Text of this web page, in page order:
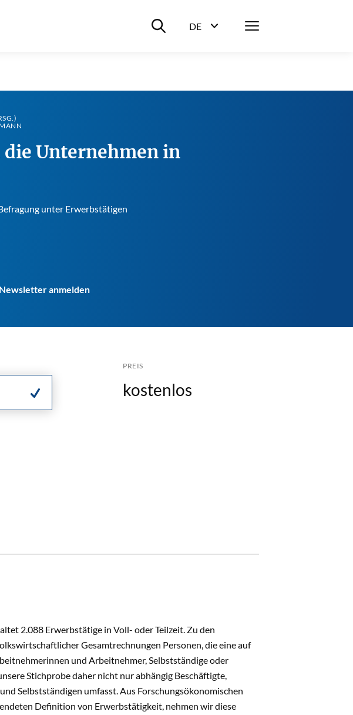
Suche ein-/ausblenden
DE
Menü
Unternehmen in
unter Erwerbstätigen
anmelden
PREIS
kostenlos
2.088 Erwerbstätige in Voll- oder Teilzeit. Zu den
Gesamtrechnungen Personen, die eine auf
und Arbeitnehmer, Selbstständige oder
Stichprobe daher nicht nur abhängig Beschäftigte,
Selbstständigen umfasst. Aus Forschungsökonomischen
Definition von Erwerbstätigkeit, nehmen wir diese